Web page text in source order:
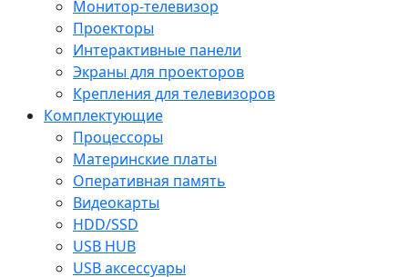
Монитор-телевизор
Проекторы
Интерактивные панели
Экраны для проекторов
Крепления для телевизоров
Комплектующие
Процессоры
Материнские платы
Оперативная память
Видеокарты
HDD/SSD
USB HUB
USB аксессуары